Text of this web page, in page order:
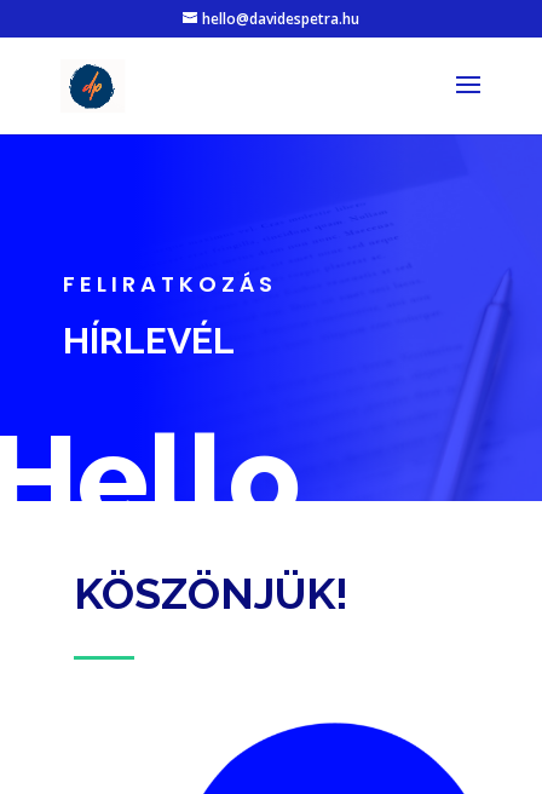
hello@davidespetra.hu
FELIRATKOZÁS
HÍRLEVÉL
KÖSZÖNJÜK!